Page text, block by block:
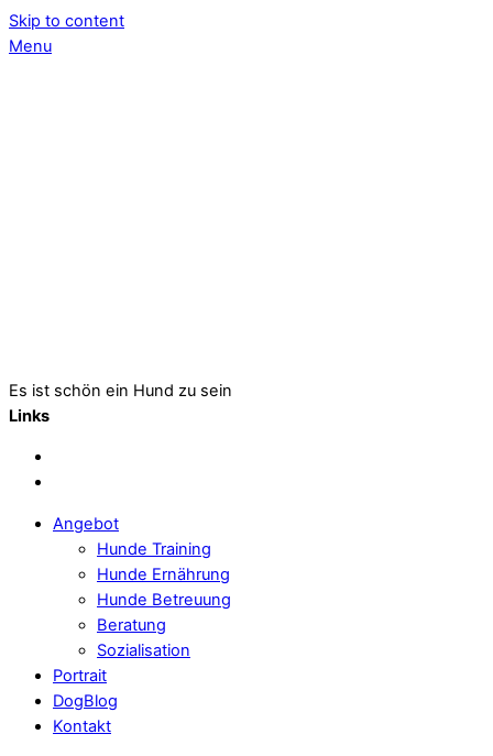
Skip to content
Menu
Es ist schön ein Hund zu sein
Links
Angebot
Hunde Training
Hunde Ernährung
Hunde Betreuung
Beratung
Sozialisation
Portrait
DogBlog
Kontakt